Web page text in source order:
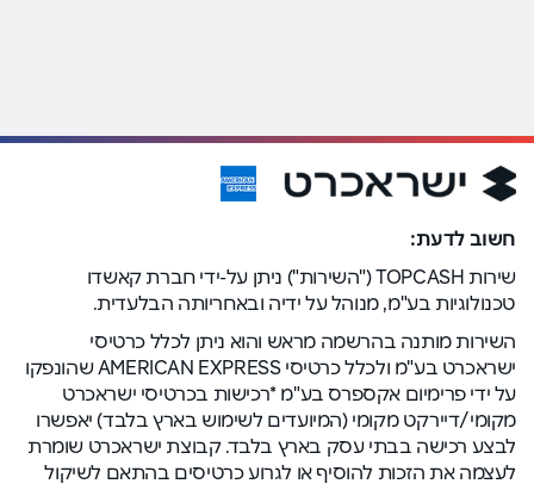
חשוב לדעת:
שירות TOPCASH ("השירות") ניתן על-ידי חברת קאשדו
טכנולוגיות בע"מ, מנוהל על ידיה ובאחריותה הבלעדית.
השירות מותנה בהרשמה מראש והוא ניתן לכלל כרטיסי
ישראכרט בע"מ ולכלל כרטיסי AMERICAN EXPRESS שהונפקו
על ידי פרימיום אקספרס בע"מ *רכישות בכרטיסי ישראכרט
מקומי/דיירקט מקומי (המיועדים לשימוש בארץ בלבד) יאפשרו
לבצע רכישה בבתי עסק בארץ בלבד. קבוצת ישראכרט שומרת
לעצמה את הזכות להוסיף או לגרוע כרטיסים בהתאם לשיקול